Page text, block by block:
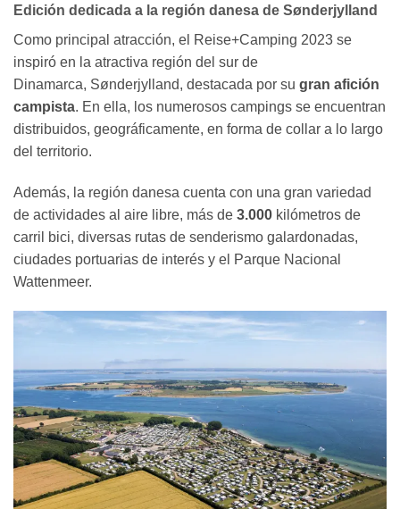
Edición dedicada a la región danesa de Sønderjylland
Como principal atracción, el Reise+Camping 2023 se
inspiró en la atractiva región del sur de
Dinamarca, Sønderjylland, destacada por su gran afición
campista. En ella, los numerosos campings se encuentran
distribuidos, geográficamente, en forma de collar a lo largo
del territorio.
Además, la región danesa cuenta con una gran variedad
de actividades al aire libre, más de 3.000 kilómetros de
carril bici, diversas rutas de senderismo galardonadas,
ciudades portuarias de interés y el Parque Nacional
Wattenmeer.